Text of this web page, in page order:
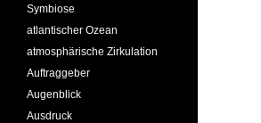
Symbiose
atlantischer Ozean
atmosphärische Zirkulation
Auftraggeber
Augenblick
Ausdruck